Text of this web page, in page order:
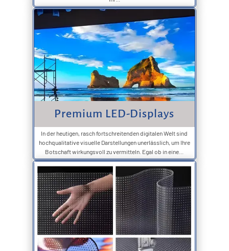
Premium LED-Displays
In der heutigen, rasch fortschreitenden digitalen Welt sind
hochqualitative visuelle Darstellungen unerlässlich, um Ihre
Botschaft wirkungsvoll zu vermitteln. Egal ob in eine...